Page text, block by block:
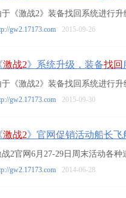
于《激战2》装备找回系统进行
gw2.17173.com 2015-09-26
激战2》系统升级，装备找回
于《激战2》装备找回系统进行
gw2.17173.com 2015-09-30
激战2》官网促销活动船长飞
战2官网6月27-29日周末活动各种
gw2.17173.com 2014-06-28